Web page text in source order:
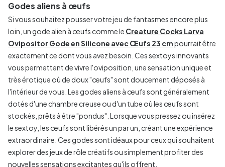
Godes aliens à œufs
Si vous souhaitez pousser votre jeu de fantasmes encore plus
loin, un gode alien à œufs comme le Creature Cocks Larva
Ovipositor Gode en Silicone avec Œufs 23 cmpourrait être
exactement ce dont vous avez besoin. Ces sextoys innovants
vous permettent de vivre l'oviposition, une sensation unique et
très érotique où de doux "œufs" sont doucement déposés à
l'intérieur de vous. Les godes aliens à œufs sont généralement
dotés d'une chambre creuse ou d'un tube où les œufs sont
stockés, prêts à être "pondus". Lorsque vous pressez ou insérez
le sextoy, les œufs sont libérés un par un, créant une expérience
extraordinaire. Ces godes sont idéaux pour ceux qui souhaitent
explorer des jeux de rôle créatifs ou simplement profiter des
nouvelles sensations excitantes qu'ils offrent.